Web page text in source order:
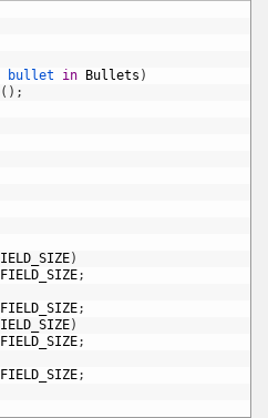
bullet in Bullets )
( ) ;
)
FIELD_SIZE;
FIELD_SIZE;
)
FIELD_SIZE;
FIELD_SIZE;